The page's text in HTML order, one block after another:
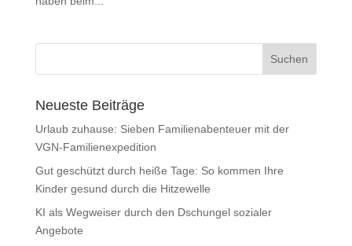
Neueste Beiträge
Urlaub zuhause: Sieben Familienabenteuer mit der
VGN-Familienexpedition
Gut geschützt durch heiße Tage: So kommen Ihre
Kinder gesund durch die Hitzewelle
KI als Wegweiser durch den Dschungel sozialer
Angebote